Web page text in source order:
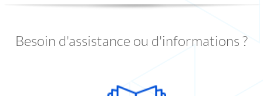
Besoin d'assistance ou d'informations ?